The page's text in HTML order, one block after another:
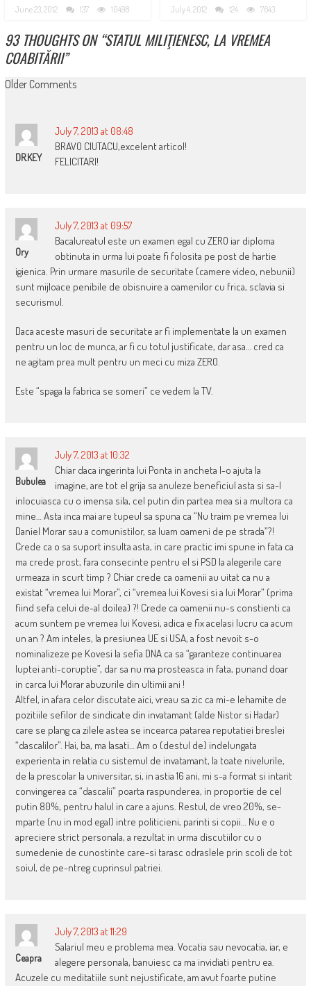
June 23, 2012 137 10498 July 4, 2012 124 7643
93 THOUGHTS ON “STATUL MILIŢIENESC, LA VREMEA
COABITĂRII”
COMMENT
Older Comments
DR.KEY
July 7, 2013 at 08:48
BRAVO CIUTACU,excelent articol!
FELICITARI!
Ory
July 7, 2013 at 09:57
Bacalureatul este un examen egal cu ZERO iar diploma
obtinuta in urma lui poate fi folosita pe post de hartie
igienica. Prin urmare masurile de securitate (camere video, nebunii)
sunt mijloace penibile de obisnuire a oamenilor cu frica, sclavia si
securismul.
Daca aceste masuri de securitate ar fi implementate la un examen
pentru un loc de munca, ar fi cu totul justificate, dar asa… cred ca
ne agitam prea mult pentru un meci cu miza ZERO.
Este “spaga la fabrica se someri” ce vedem la TV.
Bubulea
July 7, 2013 at 10:32
Chiar daca ingerinta lui Ponta in ancheta l-o ajuta la
imagine, are tot el grija sa anuleze beneficiul asta si sa-l
inlocuiasca cu o imensa sila, cel putin din partea mea si a multora ca
mine… Asta inca mai are tupeul sa spuna ca “Nu traim pe vremea lui
Daniel Morar sau a comunistilor, sa luam oameni de pe strada”?!
Crede ca o sa suport insulta asta, in care practic imi spune in fata ca
ma crede prost, fara consecinte pentru el si PSD la alegerile care
urmeaza in scurt timp ? Chiar crede ca oamenii au uitat ca nu a
existat “vremea lui Morar”, ci “vremea lui Kovesi si a lui Morar” (prima
fiind sefa celui de-al doilea) ?! Crede ca oamenii nu-s constienti ca
acum suntem pe vremea lui Kovesi, adica e fix acelasi lucru ca acum
un an ? Am inteles, la presiunea UE si USA, a fost nevoit s-o
nominalizeze pe Kovesi la sefia DNA ca sa “garanteze continuarea
luptei anti-coruptie”, dar sa nu ma prosteasca in fata, punand doar
in carca lui Morar abuzurile din ultimii ani !
Altfel, in afara celor discutate aici, vreau sa zic ca mi-e lehamite de
pozitiile sefilor de sindicate din invatamant (alde Nistor si Hadar)
care se plang ca zilele astea se incearca patarea reputatiei breslei
“dascalilor”. Hai, ba, ma lasati… Am o (destul de) indelungata
experienta in relatia cu sistemul de invatamant, la toate nivelurile,
de la prescolar la universitar, si, in astia 16 ani, mi s-a format si intarit
convingerea ca “dascalii” poarta raspunderea, in proportie de cel
putin 80%, pentru halul in care a ajuns. Restul, de vreo 20%, se-
mparte (nu in mod egal) intre politicieni, parinti si copii… Nu e o
apreciere strict personala, a rezultat in urma discutiilor cu o
sumedenie de cunostinte care-si tarasc odraslele prin scoli de tot
soiul, de pe-ntreg cuprinsul patriei.
Ceapra
July 7, 2013 at 11:29
Salariul meu e problema mea. Vocatia sau nevocatia, iar, e
alegere personala, banuiesc ca ma invidiati pentru ea.
Acuzele cu meditatiile sunt nejustificate, am avut foarte putine